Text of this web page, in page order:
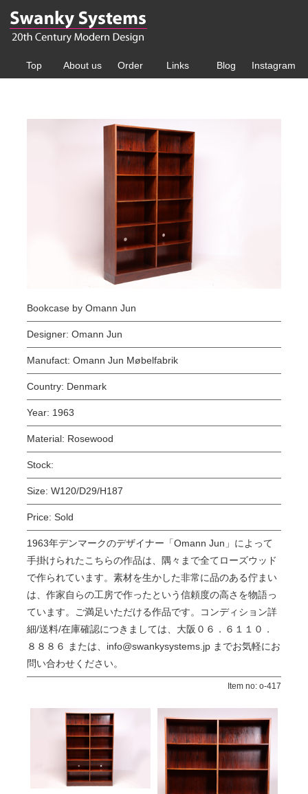
Top About us Order Links Blog Instagram
Bookcase by Omann Jun
Designer: Omann Jun
Manufact: Omann Jun Møbelfabrik
Country: Denmark
Year: 1963
Material: Rosewood
Stock:
Size: W120/D29/H187
Price: Sold
1963年デンマークのデザイナー「Omann Jun」によって
手掛けられたこちらの作品は、隅々まで全てローズウッド
で作られています。素材を生かした非常に品のある佇まい
は、作家自らの工房で作ったという信頼度の高さを物語っ
ています。ご満足いただける作品です。コンディション詳
細/送料/在庫確認につきましては、大阪０６．６１１０．
８８８６ または、info@swankysystems.jp までお気軽にお
問い合わせください。
Item no: o-417